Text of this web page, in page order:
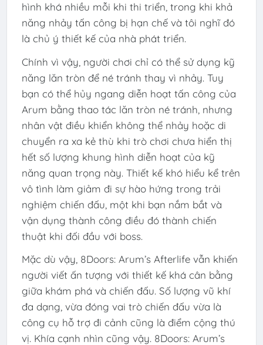
hình khá nhiều mỗi khi thi triển, trong khi khả
năng nhảy tấn công bị hạn chế và tôi nghĩ đó
là chủ ý thiết kế của nhà phát triển.
Chính vì vậy, người chơi chỉ có thể sử dụng kỹ
năng lăn tròn để né tránh thay vì nhảy. Tuy
bạn có thể hủy ngang diễn hoạt tấn công của
Arum bằng thao tác lăn tròn né tránh, nhưng
nhân vật điều khiển không thể nhảy hoặc di
chuyển ra xa kẻ thù khi trò chơi chưa hiển thị
hết số lượng khung hình diễn hoạt của kỹ
năng quan trọng này. Thiết kế khó hiểu kể trên
vô tình làm giảm đi sự hào hứng trong trải
nghiệm chiến đấu, một khi bạn nắm bắt và
vận dụng thành công điều đó thành chiến
thuật khi đối đầu với boss.
Mặc dù vậy, 8Doors: Arum’s Afterlife vẫn khiến
người viết ấn tượng với thiết kế khá cân bằng
giữa khám phá và chiến đấu. Số lượng vũ khí
đa dạng, vừa đóng vai trò chiến đấu vừa là
công cụ hỗ trợ đi cảnh cũng là điểm cộng thú
vị. Khía cạnh nhìn cũng vậy. 8Doors: Arum’s